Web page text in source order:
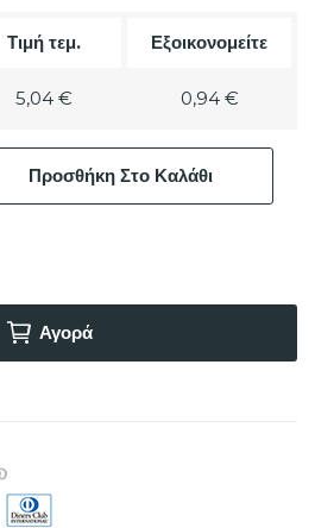
Τιμή τεμ. Εξοικονομείτε
5,04 € 0,94 €
Προσθήκη Στο Καλάθι
Αγορά